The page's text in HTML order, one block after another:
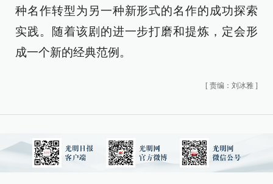
种名作转型为另一种新形式的名作的成功探索
实践。随着该剧的进一步打磨和提炼，定会形
成一个新的经典范例。
[ 责编：刘冰雅 ]